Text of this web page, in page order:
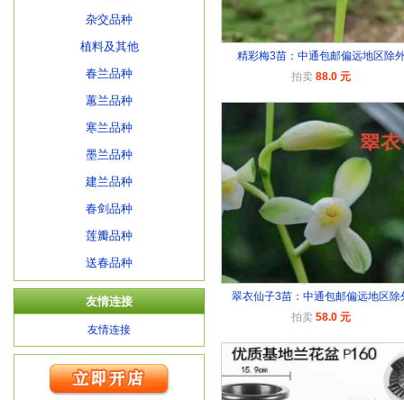
杂交品种
植料及其他
春兰品种
蕙兰品种
寒兰品种
墨兰品种
建兰品种
春剑品种
莲瓣品种
送春品种
友情连接
友情连接
精彩梅3苗：中通包邮偏远地区除
拍卖 88.0 元
翠衣仙子3苗：中通包邮偏远地区除
拍卖 58.0 元